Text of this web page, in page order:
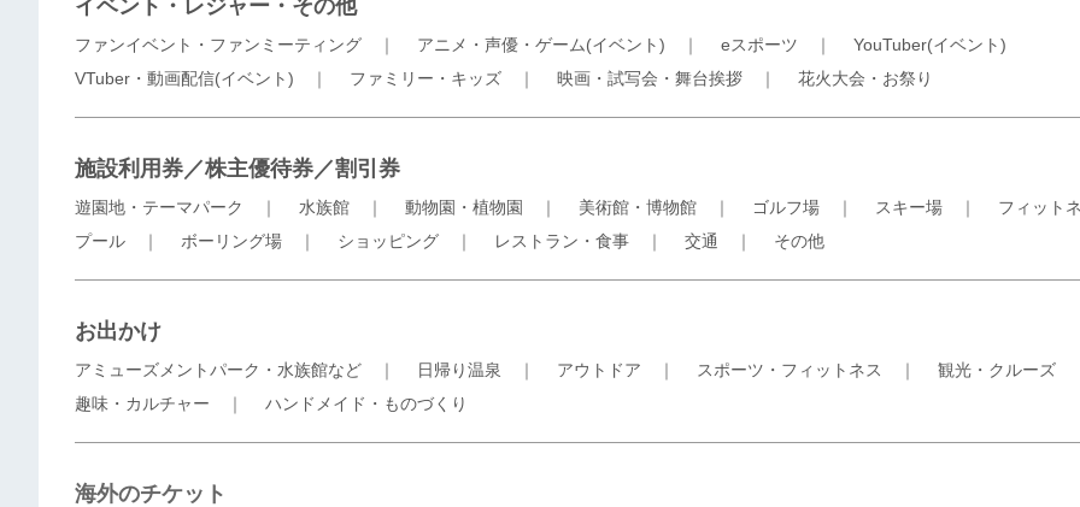
イベント・レジャー・その他
ファンイベント・ファンミーティング ｜ アニメ・声優・ゲーム(イベント) ｜ eスポーツ ｜ YouTuber(イベント)
VTuber・動画配信(イベント) ｜ ファミリー・キッズ ｜ 映画・試写会・舞台挨拶 ｜ 花火大会・お祭り
施設利用券／株主優待券／割引券
遊園地・テーマパーク ｜ 水族館 ｜ 動物園・植物園 ｜ 美術館・博物館 ｜ ゴルフ場 ｜ スキー場 ｜ フィット
プール ｜ ボーリング場 ｜ ショッピング ｜ レストラン・食事 ｜ 交通 ｜ その他
お出かけ
アミューズメントパーク・水族館など ｜ 日帰り温泉 ｜ アウトドア ｜ スポーツ・フィットネス ｜ 観光・クルーズ
趣味・カルチャー ｜ ハンドメイド・ものづくり
海外のチケット